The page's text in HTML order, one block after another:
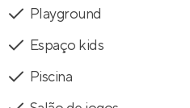
Playground
Espaço kids
Piscina